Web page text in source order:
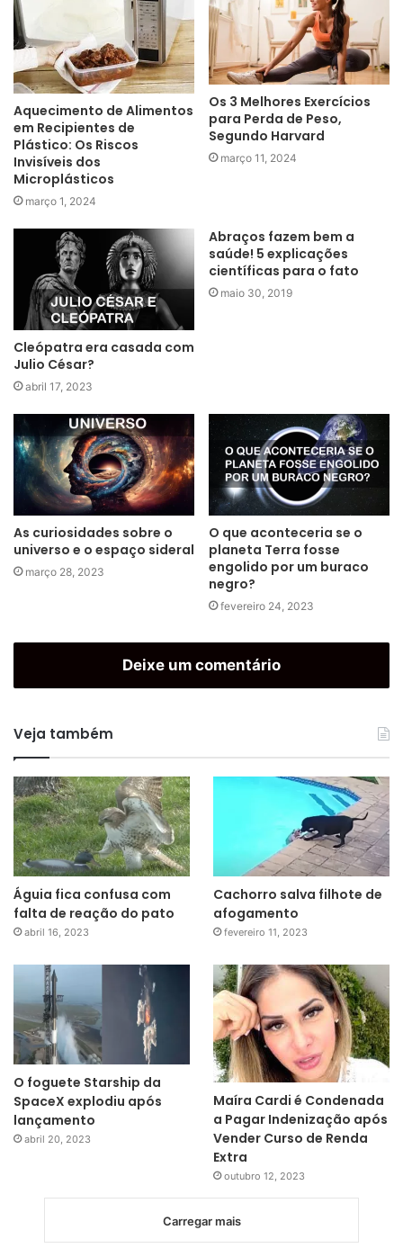
Aquecimento de Alimentos
em Recipientes de
Plástico: Os Riscos
Invisíveis dos
Microplásticos
março 1, 2024
Os 3 Melhores Exercícios
para Perda de Peso,
Segundo Harvard
março 11, 2024
Cleópatra era casada com
Julio César?
abril 17, 2023
Abraços fazem bem a
saúde! 5 explicações
científicas para o fato
maio 30, 2019
As curiosidades sobre o
universo e o espaço sideral
março 28, 2023
O que aconteceria se o
planeta Terra fosse
engolido por um buraco
negro?
fevereiro 24, 2023
Deixe um comentário
Veja também
Águia fica confusa com
falta de reação do pato
abril 16, 2023
Cachorro salva filhote de
afogamento
fevereiro 11, 2023
O foguete Starship da
SpaceX explodiu após
lançamento
abril 20, 2023
Maíra Cardi é Condenada
a Pagar Indenização após
Vender Curso de Renda
Extra
outubro 12, 2023
Carregar mais